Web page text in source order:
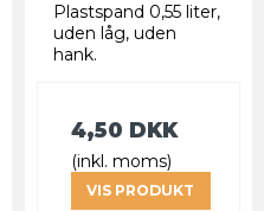
Plastspand 0,55 liter,
uden låg, uden
hank.
4,50 DKK
(inkl. moms)
VIS PRODUKT